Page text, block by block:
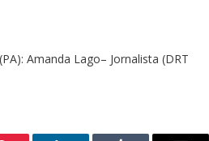
Amanda Lago– Jornalista (DRT